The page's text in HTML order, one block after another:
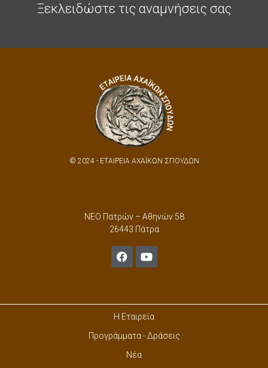
Ξεκλειδώστε τις αναμνήσεις σας
© 2024 - ΕΤΑΙΡΕΙΑ ΑΧΑΪΚΩΝ ΣΠΟΥΔΩΝ
ΝΕΟ Πατρών – Αθηνών 58
26443 Πάτρα
Η Εταιρεία
Προγράμματα - Δράσεις
Νέα